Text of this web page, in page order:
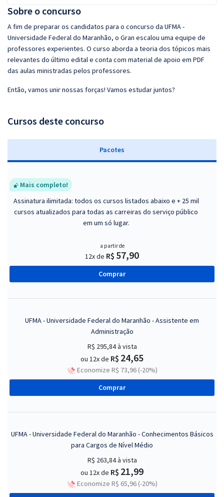
Sobre o concurso
A fim de preparar os candidatos para o concurso da UFMA -
Universidade Federal do Maranhão, o Gran escalou uma equipe de
professores experientes. O curso aborda a teoria dos tópicos mais
relevantes do último edital e conta com material de apoio em PDF
das aulas ministradas pelos professores.
Então, vamos unir nossas forças! Vamos estudar juntos?
Cursos deste concurso
Pacotes
Mais completo!
Assinatura ilimitada: todos os cursos listados abaixo e + 25 mil
cursos atualizados para todas as carreiras do serviço público
em um só lugar.
a partir de
12x de R$ 57,90
Comprar
UFMA - Universidade Federal do Maranhão - Assistente em
Administração
R$ 295,84à vista
ou 12x de R$ 24,65
Economize R$ 73,96 (-20%)
Comprar
UFMA - Universidade Federal do Maranhão - Conhecimentos Básicos
para Cargos de Nível Médio
R$ 263,84à vista
ou 12x de R$ 21,99
Economize R$ 65,96 (-20%)